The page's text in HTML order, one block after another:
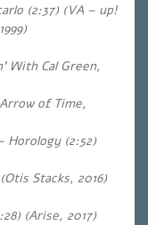
(2:37) (VA – up!
With Cal Green,
of Time,
Horology (2:52)
Stacks, 2016)
(Arise, 2017)